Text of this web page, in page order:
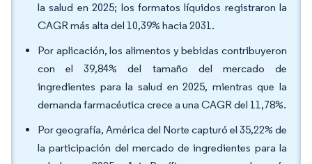
la salud en 2025; los formatos líquidos registraron la
CAGR más alta del 10,39% hacia 2031.
Por aplicación, los alimentos y bebidas contribuyeron
con el 39,84% del tamaño del mercado de
ingredientes para la salud en 2025, mientras que la
demanda farmacéutica crece a una CAGR del 11,78%.
Por geografía, América del Norte capturó el 35,22% de
la participación del mercado de ingredientes para la